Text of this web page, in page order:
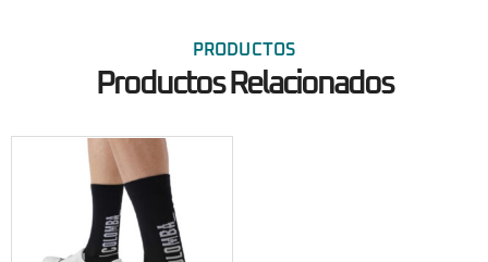
PRODUCTOS
Productos Relacionados